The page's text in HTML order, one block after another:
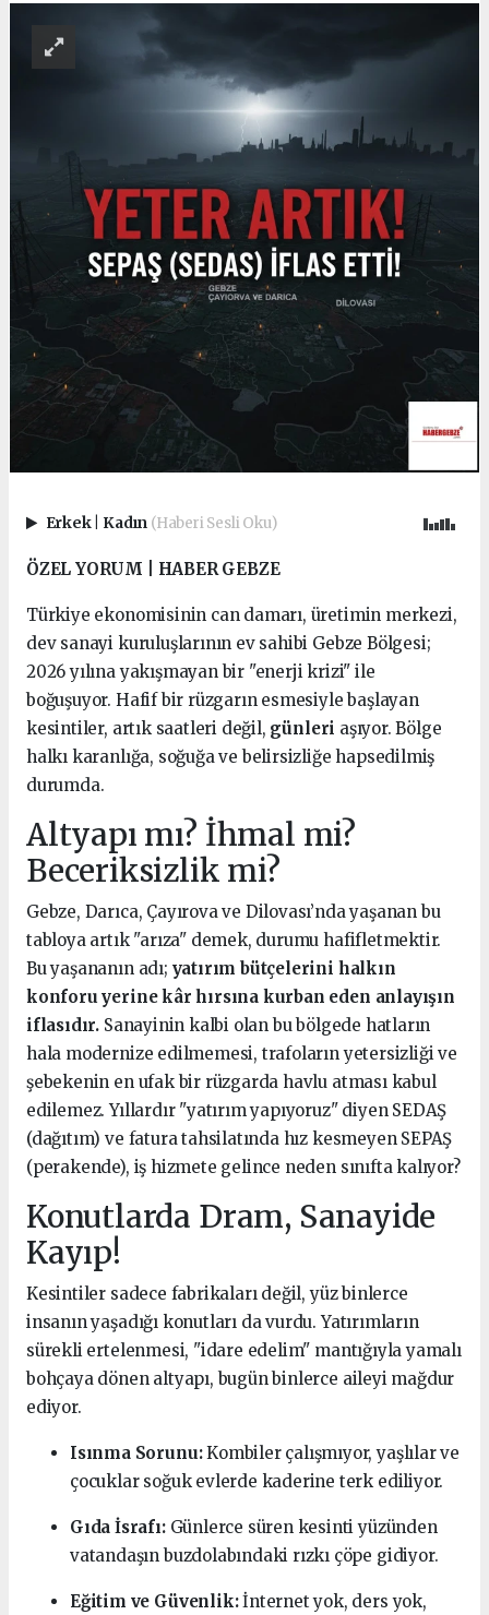
Erkek Kadın (Haberi Sesli Oku)
ÖZEL YORUM | HABER GEBZE
Türkiye ekonomisinin can damarı, üretimin merkezi,
dev sanayi kuruluşlarının ev sahibi Gebze Bölgesi;
2026 yılına yakışmayan bir "enerji krizi" ile
boğuşuyor. Hafif bir rüzgarın esmesiyle başlayan
kesintiler, artık saatleri değil, günleri aşıyor. Bölge
halkı karanlığa, soğuğa ve belirsizliğe hapsedilmiş
durumda.
Altyapı mı? İhmal mi?
Beceriksizlik mi?
Gebze, Darıca, Çayırova ve Dilovası’nda yaşanan bu
tabloya artık "arıza" demek, durumu hafifletmektir.
Bu yaşananın adı; yatırım bütçelerini halkın
konforu yerine kâr hırsına kurban eden anlayışın
iflasıdır. Sanayinin kalbi olan bu bölgede hatların
hala modernize edilmemesi, trafoların yetersizliği ve
şebekenin en ufak bir rüzgarda havlu atması kabul
edilemez. Yıllardır "yatırım yapıyoruz" diyen SEDAŞ
(dağıtım) ve fatura tahsilatında hız kesmeyen SEPAŞ
(perakende), iş hizmete gelince neden sınıfta kalıyor?
Konutlarda Dram, Sanayide
Kayıp!
Kesintiler sadece fabrikaları değil, yüz binlerce
insanın yaşadığı konutları da vurdu. Yatırımların
sürekli ertelenmesi, "idare edelim" mantığıyla yamalı
bohçaya dönen altyapı, bugün binlerce aileyi mağdur
ediyor.
Isınma Sorunu:Kombiler çalışmıyor, yaşlılar ve
çocuklar soğuk evlerde kaderine terk ediliyor.
Gıda İsrafı:Günlerce süren kesinti yüzünden
vatandaşın buzdolabındaki rızkı çöpe gidiyor.
Eğitim ve Güvenlik:İnternet yok, ders yok,